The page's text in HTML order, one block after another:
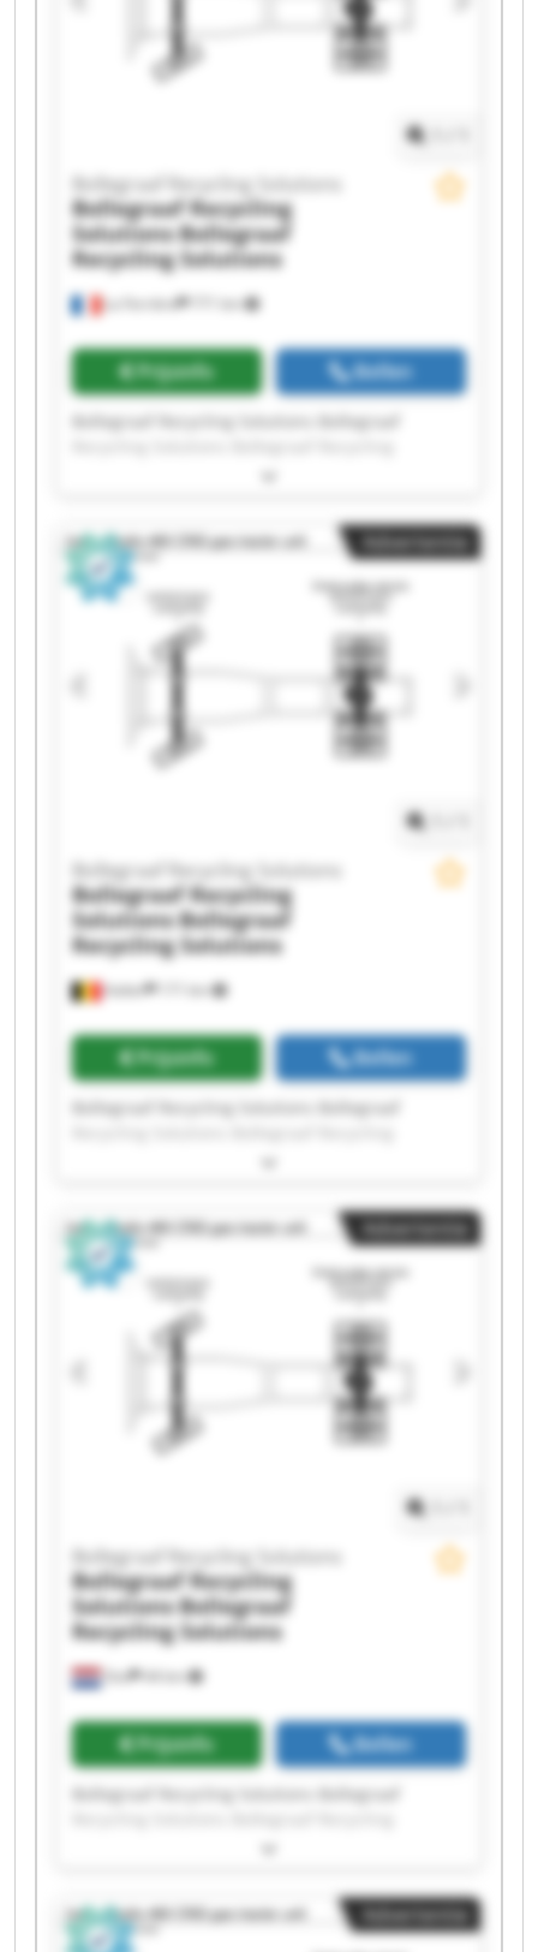
Solutions Bollegraaf Recycling Solutions
Bollegraaf Recycling Solutions Bollegraaf
Recycling Solutions Bollegraaf Recycling
Solutions Bollegraaf Recycling Solutions
La Ferrière 771 km
Bollegraaf Recycling Solutions
Bollegraaf Recycling
SolutionsBollegraaf
Recycling Solutions
Prijsinfo Bellen
Bollegraaf Recycling Solutions Bollegraaf
Solutions Bollegraaf Recycling Solutions
Recycling Solutions Bollegraaf Recycling
Solutions Bollegraaf Recycling Solutions
Bollegraaf Recycling Solutions Bollegraaf
Recycling Solutions Bollegraaf Recycling
Solutions Bollegraaf Recycling Solutions
Bollegraaf Recycling Solutions Bollegraaf
Recycling Solutions Bollegraaf Recycling
Solutions Bollegraaf Recycling Solutions
Bollegraaf Recycling Solutions Bollegraaf
Recycling Solutions Bollegraaf Recycling
Solutions Bollegraaf Recycling Solutions
Advertentie
Aalter 171 km
Bollegraaf Recycling Solutions
Bollegraaf Recycling
SolutionsBollegraaf
Recycling Solutions
Prijsinfo Bellen
Bollegraaf Recycling Solutions Bollegraaf
Solutions Bollegraaf Recycling Solutions
Recycling Solutions Bollegraaf Recycling
Solutions Bollegraaf Recycling Solutions
Bollegraaf Recycling Solutions Bollegraaf
Recycling Solutions Bollegraaf Recycling
Solutions Bollegraaf Recycling Solutions
Bollegraaf Recycling Solutions Bollegraaf
Recycling Solutions Bollegraaf Recycling
Solutions Bollegraaf Recycling Solutions
Bollegraaf Recycling Solutions Bollegraaf
Recycling Solutions Bollegraaf Recycling
Solutions Bollegraaf Recycling Solutions
Advertentie
Oss 44 km
Bollegraaf Recycling Solutions
Bollegraaf Recycling
SolutionsBollegraaf
Recycling Solutions
Prijsinfo Bellen
Bollegraaf Recycling Solutions Bollegraaf
Solutions Bollegraaf Recycling Solutions
Recycling Solutions Bollegraaf Recycling
Solutions Bollegraaf Recycling Solutions
Bollegraaf Recycling Solutions Bollegraaf
Advertentie